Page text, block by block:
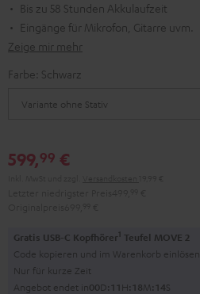
Bis zu 58 Stunden Akkulaufzeit
Eingänge für Mikrofon, Gitarre uvm.
Zeige mir mehr
Farbe: Schwarz
599,99 €
Gratis USB-C Kopfhörer1 Teufel MOVE 2
Code kopieren und im Warenkorb einlösen.
Nur für kurze Zeit
Angebot endet in00D:11H:18M:13S